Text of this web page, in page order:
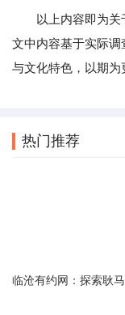
以上内容即为关
文中内容基于实际
与文化特色，以期为
热门推荐